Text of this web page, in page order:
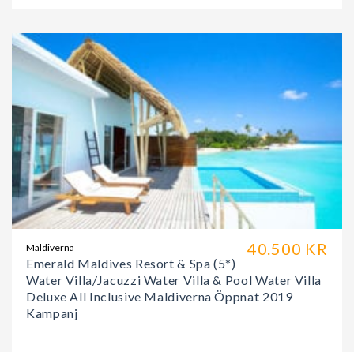
40.500 KR
Maldiverna
Emerald Maldives Resort & Spa (5*)
Water Villa/Jacuzzi Water Villa & Pool Water Villa
Deluxe All Inclusive Maldiverna Öppnat 2019
Kampanj